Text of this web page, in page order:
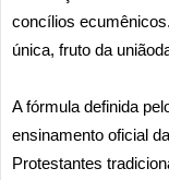
concílios
única, fruto da
A fórmula definida
ensinamento oficial
Protestantes